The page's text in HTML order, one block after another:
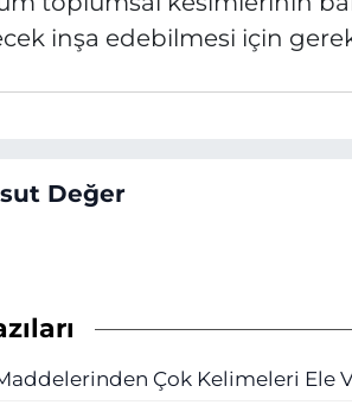
inşa edebilmesi için
Değer
Çok Kelimeleri Ele